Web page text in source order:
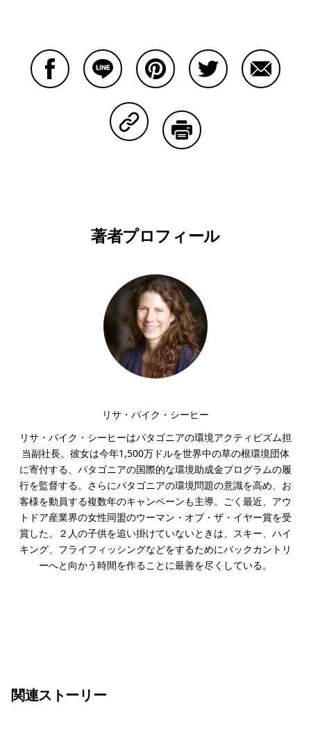
Copy Linkで共有する
著者プロフィール
リサ・パイク・シーヒー
リサ・パイク・シーヒーはパタゴニアの環境アクティビズム担
当副社長。彼女は今年1,500万ドルを世界中の草の根環境団体
に寄付する、パタゴニアの国際的な環境助成金プログラムの履
行を監督する。さらにパタゴニアの環境問題の意識を高め、お
客様を動員する複数年のキャンペーンも主導。ごく最近、アウ
トドア産業界の女性同盟のウーマン・オブ・ザ・イヤー賞を受
賞した。２人の子供を追い掛けていないときは、スキー、ハイ
キング、フライフィッシングなどをするためにバックカントリ
ーへと向かう時間を作ることに最善を尽くしている。
関連ストーリー